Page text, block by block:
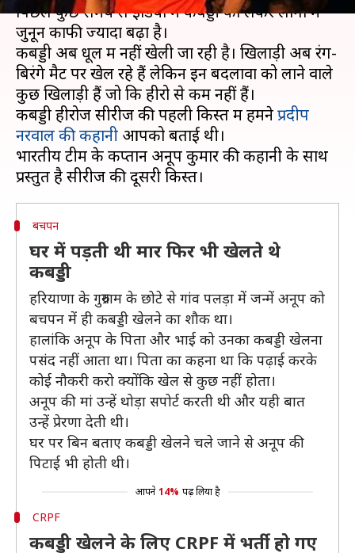
पिछले कुछ समय से इंडिया में कबड्डी को लेकर लोगों में
जुनून काफी ज्यादा बढ़ा है।
कबड्डी अब धूल में नहीं खेली जा रही है। खिलाड़ी अब रंग-
बिरंगे मैट पर खेल रहे हैं लेकिन इन बदलावों को लाने वाले
कुछ खिलाड़ी हैं जो कि हीरो से कम नहीं हैं।
कबड्डी हीरोज सीरीज की पहली किस्त में हमनेप्रदीप
नरवाल की कहानी आपको बताई थी।
भारतीय टीम के कप्तान अनूप कुमार की कहानी के साथ
बचपन
घर में पड़ती थी मार फिर भी खेलते थे
कबड्डी
हरियाणा के गुरुग्राम के छोटे से गांव पलड़ा में जन्में अनूप को
बचपन में ही कबड्डी खेलने का शौक था।
हालांकि अनूप के पिता और भाई को उनका कबड्डी खेलना
पसंद नहीं आता था। पिता का कहना था कि पढ़ाई करके
कोई नौकरी करो क्योंकि खेल से कुछ नहीं होता।
अनूप की मां उन्हें थोड़ा सपोर्ट करती थी और यही बात
उन्हें प्रेरणा देती थी।
घर पर बिन बताए कबड्डी खेलने चले जाने से अनूप की
पिटाई भी होती थी।
आपने 14% पढ़ लिया है
CRPF
कबड्डी खेलने के लिए CRPF में भर्ती हो गए